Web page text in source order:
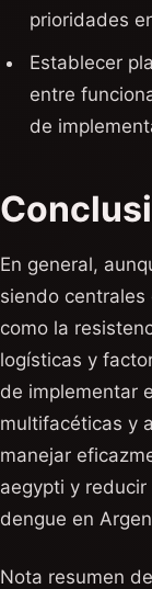
prioridades
Establecer
entre
de
En general,
siendo
como la
logísticas y
de implementar
multifacéticas y
manejar
aegypti y
dengue en
Nota resumen